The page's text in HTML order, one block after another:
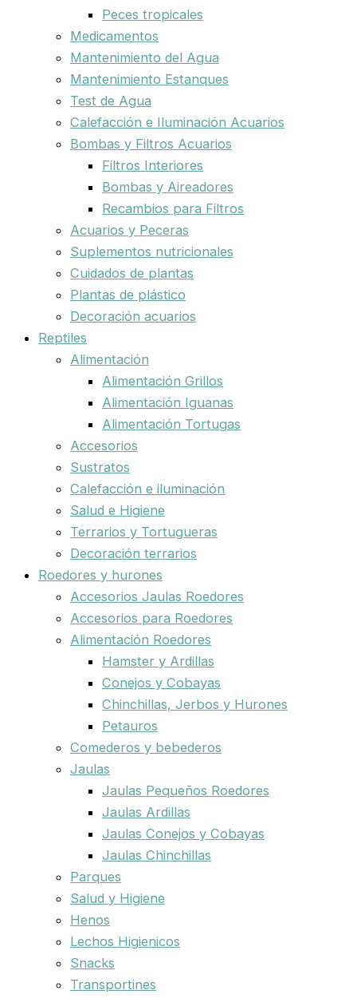
Peces tropicales
Medicamentos
Mantenimiento del Agua
Mantenimiento Estanques
Test de Agua
Calefacción e Iluminación Acuarios
Bombas y Filtros Acuarios
Filtros Interiores
Bombas y Aireadores
Recambios para Filtros
Acuarios y Peceras
Suplementos nutricionales
Cuidados de plantas
Plantas de plástico
Decoración acuarios
Reptiles
Alimentación
Alimentación Grillos
Alimentación Iguanas
Alimentación Tortugas
Accesorios
Sustratos
Calefacción e iluminación
Salud e Higiene
Terrarios y Tortugueras
Decoración terrarios
Roedores y hurones
Accesorios Jaulas Roedores
Accesorios para Roedores
Alimentación Roedores
Hamster y Ardillas
Conejos y Cobayas
Chinchillas, Jerbos y Hurones
Petauros
Comederos y bebederos
Jaulas
Jaulas Pequeños Roedores
Jaulas Ardillas
Jaulas Conejos y Cobayas
Jaulas Chinchillas
Parques
Salud y Higiene
Henos
Lechos Higienicos
Snacks
Transportines